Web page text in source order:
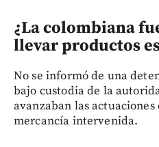
¿La colombiana
llevar productos
No se informó de una
bajo custodia de la
avanzaban las
mercancía intervenida.